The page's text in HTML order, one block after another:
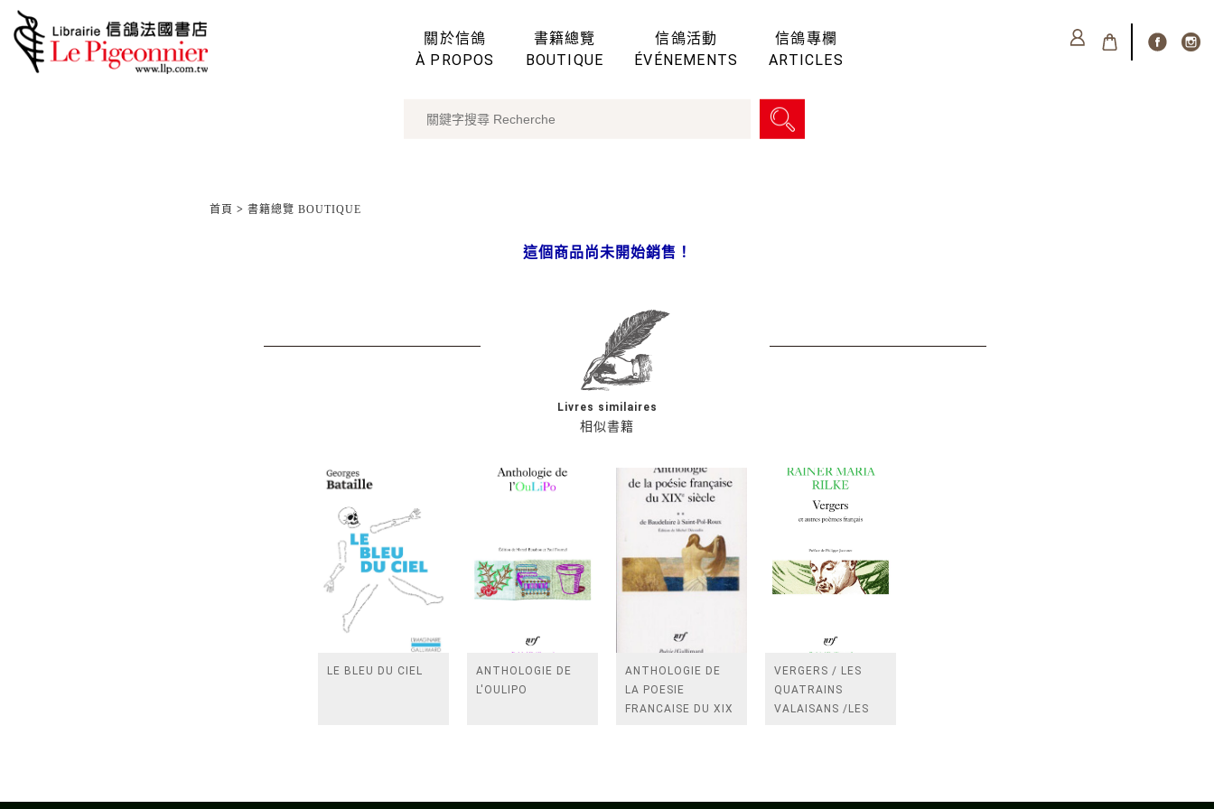
關於信鴿
À PROPOS
書籍總覽
BOUTIQUE
信鴿活動
ÉVÉNEMENTS
信鴿專欄
ARTICLES
首頁 > 書籍總覽 BOUTIQUE
這個商品尚未開始銷售！
相似書籍
Livres similaires
LE BLEU DU CIEL
ANTHOLOGIE DE
L'OULIPO
ANTHOLOGIE DE
LA POESIE
FRANCAISE DU XIX
VERGERS / LES
QUATRAINS
VALAISANS /LES